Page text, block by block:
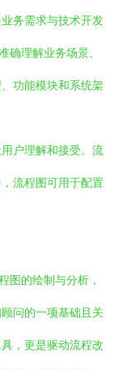
务需求与技术开发
确理解业务场景、
功能模块和系统架
户理解和接受。流
流程图可用于配置
图的绘制与分析，
问的一项基础且关
，更是驱动流程改